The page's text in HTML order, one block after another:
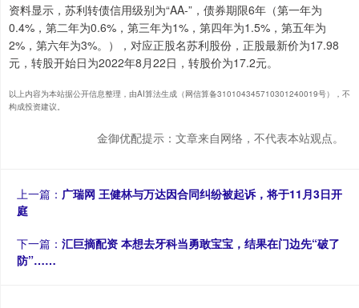
资料显示，苏利转债信用级别为“AA-”，债券期限6年（第一年为
0.4%，第二年为0.6%，第三年为1%，第四年为1.5%，第五年为
2%，第六年为3%。），对应正股名苏利股份，正股最新价为17.98
元，转股开始日为2022年8月22日，转股价为17.2元。
以上内容为本站据公开信息整理，由AI算法生成（网信算备310104345710301240019号），不
构成投资建议。
金御优配提示：文章来自网络，不代表本站观点。
上一篇： 广瑞网 王健林与万达因合同纠纷被起诉，将于11月3日开
庭
下一篇： 汇巨摘配资 本想去牙科当勇敢宝宝，结果在门边先“破了
防”……